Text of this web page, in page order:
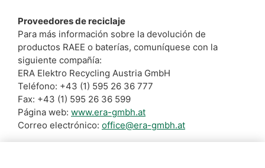
Proveedores de reciclaje
Para más información sobre la devolución de
productos RAEE o baterías, comuníquese con la
siguiente compañía:
ERA Elektro Recycling Austria GmbH
Teléfono: +43 (1) 595 26 36 777
Fax: +43 (1) 595 26 36 599
Página web: www.era-gmbh.at
Correo electrónico: office@era-gmbh.at